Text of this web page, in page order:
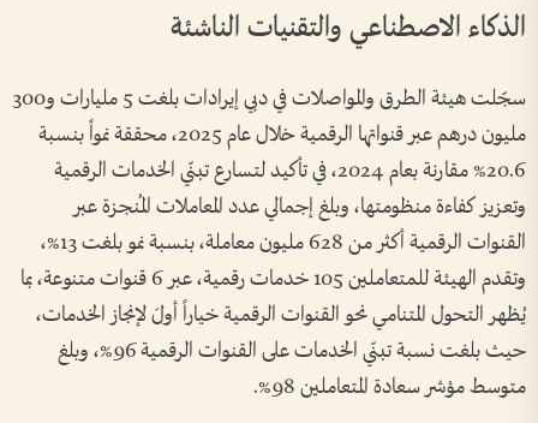
الذكاء الاصطناعي والتقنيات الناشئة
سجّلت هيئة الطرق والمواصلات في دبي إيرادات بلغت 5 مليارات و300
مليون درهم عبر قنواتها الرقمية خلال عام 2025، محققة نمواً بنسبة
20.6% مقارنة بعام 2024، في تأكيد لتسارع تبنّي الخدمات الرقمية
وتعزيز كفاءة منظومتها، وبلغ إجمالي عدد المعاملات المُنجزة عبر
القنوات الرقمية أكثر من 628 مليون معاملة، بنسبة نمو بلغت 13%،
وتقدم الهيئة للمتعاملين 105 خدمات رقمية، عبر 6 قنوات متنوعة، بما
يُظهر التحول المتنامي نحو القنوات الرقمية خياراً أولَ لإنجاز الخدمات،
حيث بلغت نسبة تبنّي الخدمات على القنوات الرقمية 96%، وبلغ
متوسط مؤشر سعادة المتعاملين 98%.